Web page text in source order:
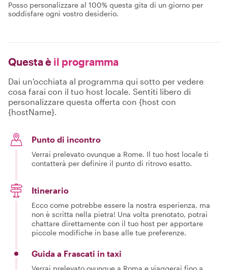
Posso personalizzare al 100% questa gita di un giorno per
soddisfare ogni vostro desiderio.
Questa è il programma
Dai un'occhiata al programma qui sotto per vedere
cosa farai con il tuo host locale. Sentiti libero di
personalizzare questa offerta con {host con
{hostName}.
Punto di incontro
Verrai prelevato ovunque a Rome. Il tuo host locale ti
contatterà per definire il punto di ritrovo esatto.
Itinerario
Ecco come potrebbe essere la nostra esperienza, ma
non è scritta nella pietra! Una volta prenotato, potrai
chattare direttamente con il tuo host per apportare
piccole modifiche in base alle tue preferenze.
Guida a Frascati in taxi
Verrai prelevato ovunque a Roma e viaggerai fino a